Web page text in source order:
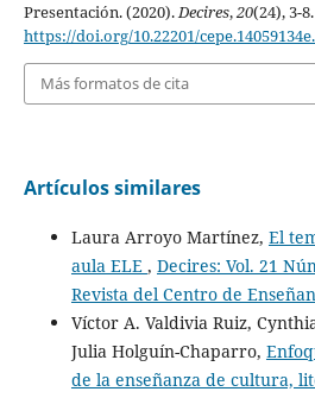
Presentación. (2020).Decires,20(24), 3-8.
https://doi.org/10.22201/
Más formatos de cita
Artículos similares
Laura Arroyo Martínez, El
aula ELE , Decires: Vol. 21
Revista del Centro de
Víctor A. Valdivia Ruiz,
Julia Holguín-Chaparro,
de la enseñanza de cultura,